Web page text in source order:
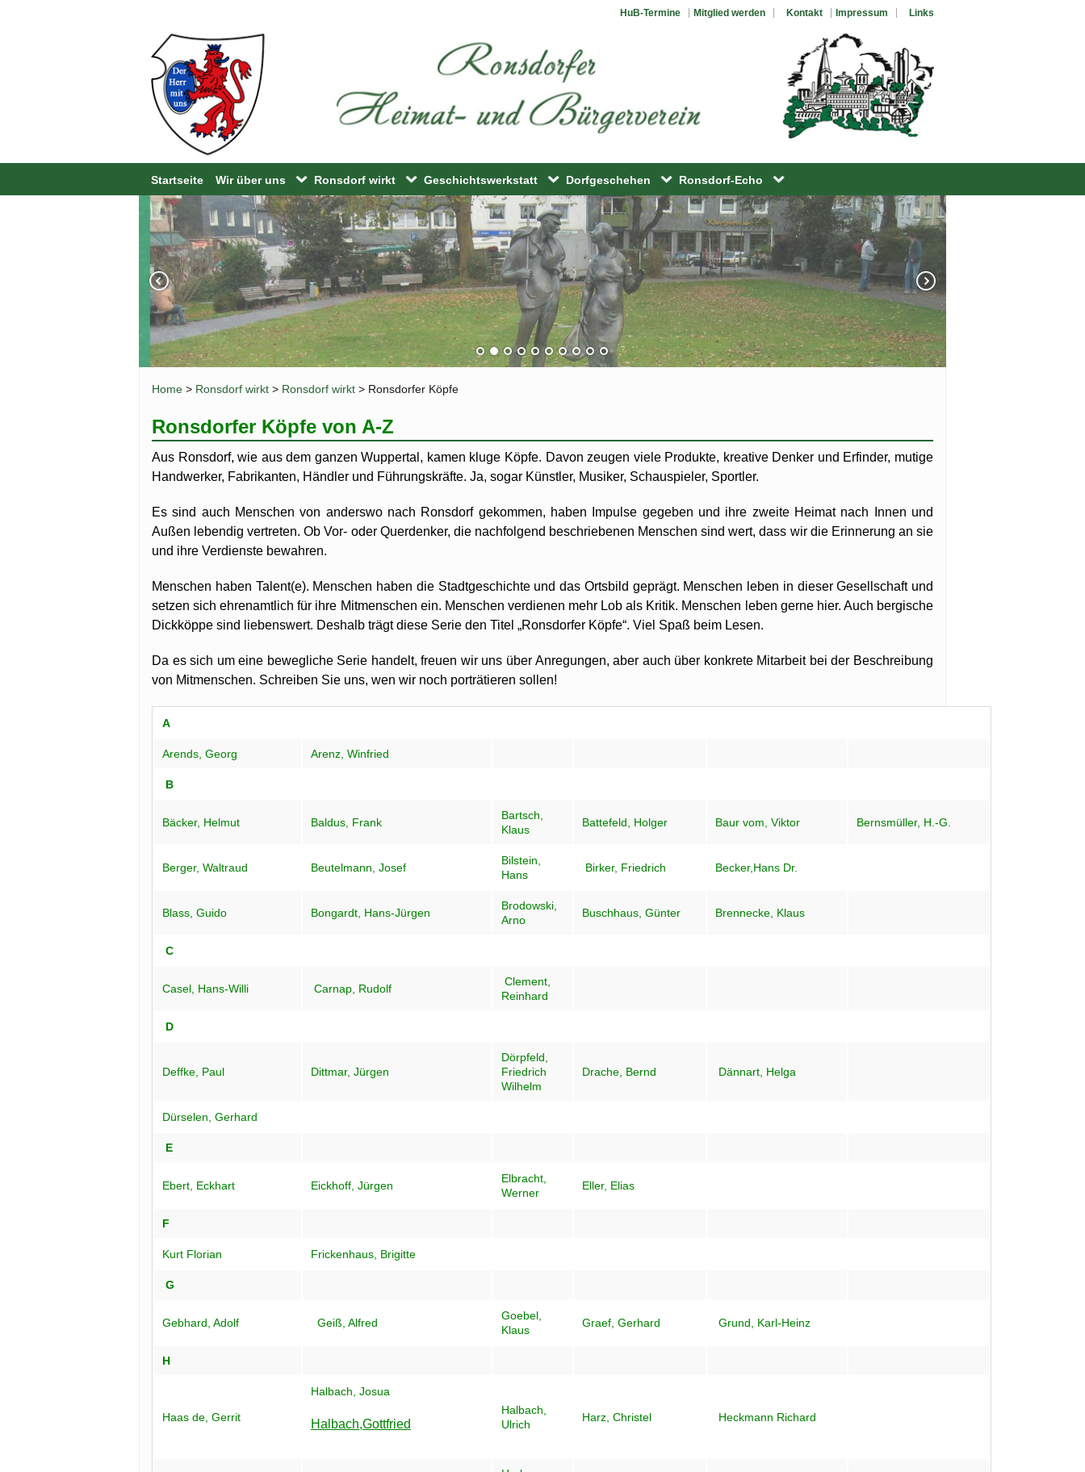
HuB-Termine Mitglied werden Kontakt Impressum Links
Startseite Wir über uns
HuB Geschichte
Vorstand
Beisitzer
Gremium der Ronsdorfer Vereine
Kontakt
Mitglied werden
Satzung
Ronsdorf wirkt
Bandwirkermuseum
LIT.ronsdorf
Jugendfonds
Walderlebnisweg
Bandwirkerplatz
Bücherzelle
Quga
Buch: Chronik von Ronsdorf
Buch: Flugziel auf Kurs
Bandwirkerbad
Geschichtswerkstatt
Ronsdorfer Geschichte
Ronsdorfer Köpfe
Stadtbilder und Touristik
Historische Stadtrundgänge
Ronsdorfer Lexikon
Dorfgeschehen
Ronsdorfer Veranstaltungskalender
Fahrten/Reisen
Picobello-Tag
Liefersack
Museumstag
Jugendfahrt
Weinfest
Ronsdorf-Echo
Ronsdorf-Echo Archiv
Home > Ronsdorf wirkt > Ronsdorf wirkt > Ronsdorfer Köpfe
Ronsdorfer Köpfe von A-Z
Aus Ronsdorf, wie aus dem ganzen Wuppertal, kamen kluge Köpfe. Davon zeugen viele Produkte, kreative Denker und Erfinder, mutige
Handwerker, Fabrikanten, Händler und Führungskräfte. Ja, sogar Künstler, Musiker, Schauspieler, Sportler.
Es sind auch Menschen von anderswo nach Ronsdorf gekommen, haben Impulse gegeben und ihre zweite Heimat nach Innen und
Außen lebendig vertreten. Ob Vor- oder Querdenker, die nachfolgend beschriebenen Menschen sind wert, dass wir die Erinnerung an sie
und ihre Verdienste bewahren.
Menschen haben Talent(e). Menschen haben die Stadtgeschichte und das Ortsbild geprägt. Menschen leben in dieser Gesellschaft und
setzen sich ehrenamtlich für ihre Mitmenschen ein. Menschen verdienen mehr Lob als Kritik. Menschen leben gerne hier. Auch bergische
Dickköppe sind liebenswert. Deshalb trägt diese Serie den Titel „Ronsdorfer Köpfe“. Viel Spaß beim Lesen.
Da es sich um eine bewegliche Serie handelt, freuen wir uns über Anregungen, aber auch über konkrete Mitarbeit bei der Beschreibung
von Mitmenschen. Schreiben Sie uns, wen wir noch porträtieren sollen!
A
Arends, Georg Arenz, Winfried
B
Bäcker, Helmut Baldus, Frank
Bartsch,
Klaus
Battefeld, Holger Baur vom, Viktor Bernsmüller, H.-G.
Berger, Waltraud Beutelmann, Josef
Bilstein,
Hans
Birker, Friedrich Becker,Hans Dr.
Blass, Guido Bongardt, Hans-Jürgen
Brodowski,
Arno
Buschhaus, Günter Brennecke, Klaus
C
Casel, Hans-Willi Carnap, Rudolf
Clement,
Reinhard
D
Deffke, Paul Dittmar, Jürgen
Dörpfeld,
Friedrich
Wilhelm
Drache, Bernd Dännart, Helga
Dürselen, Gerhard
E
Ebert, Eckhart Eickhoff, Jürgen
Elbracht,
Werner
Eller, Elias
F
Kurt Florian Frickenhaus, Brigitte
G
Gebhard, Adolf Geiß, Alfred
Goebel,
Klaus
Graef, Gerhard Grund, Karl-Heinz
H
Haas de, Gerrit
Halbach, Josua
Halbach,Gottfried
Halbach,
Ulrich
Harz, Christel Heckmann Richard